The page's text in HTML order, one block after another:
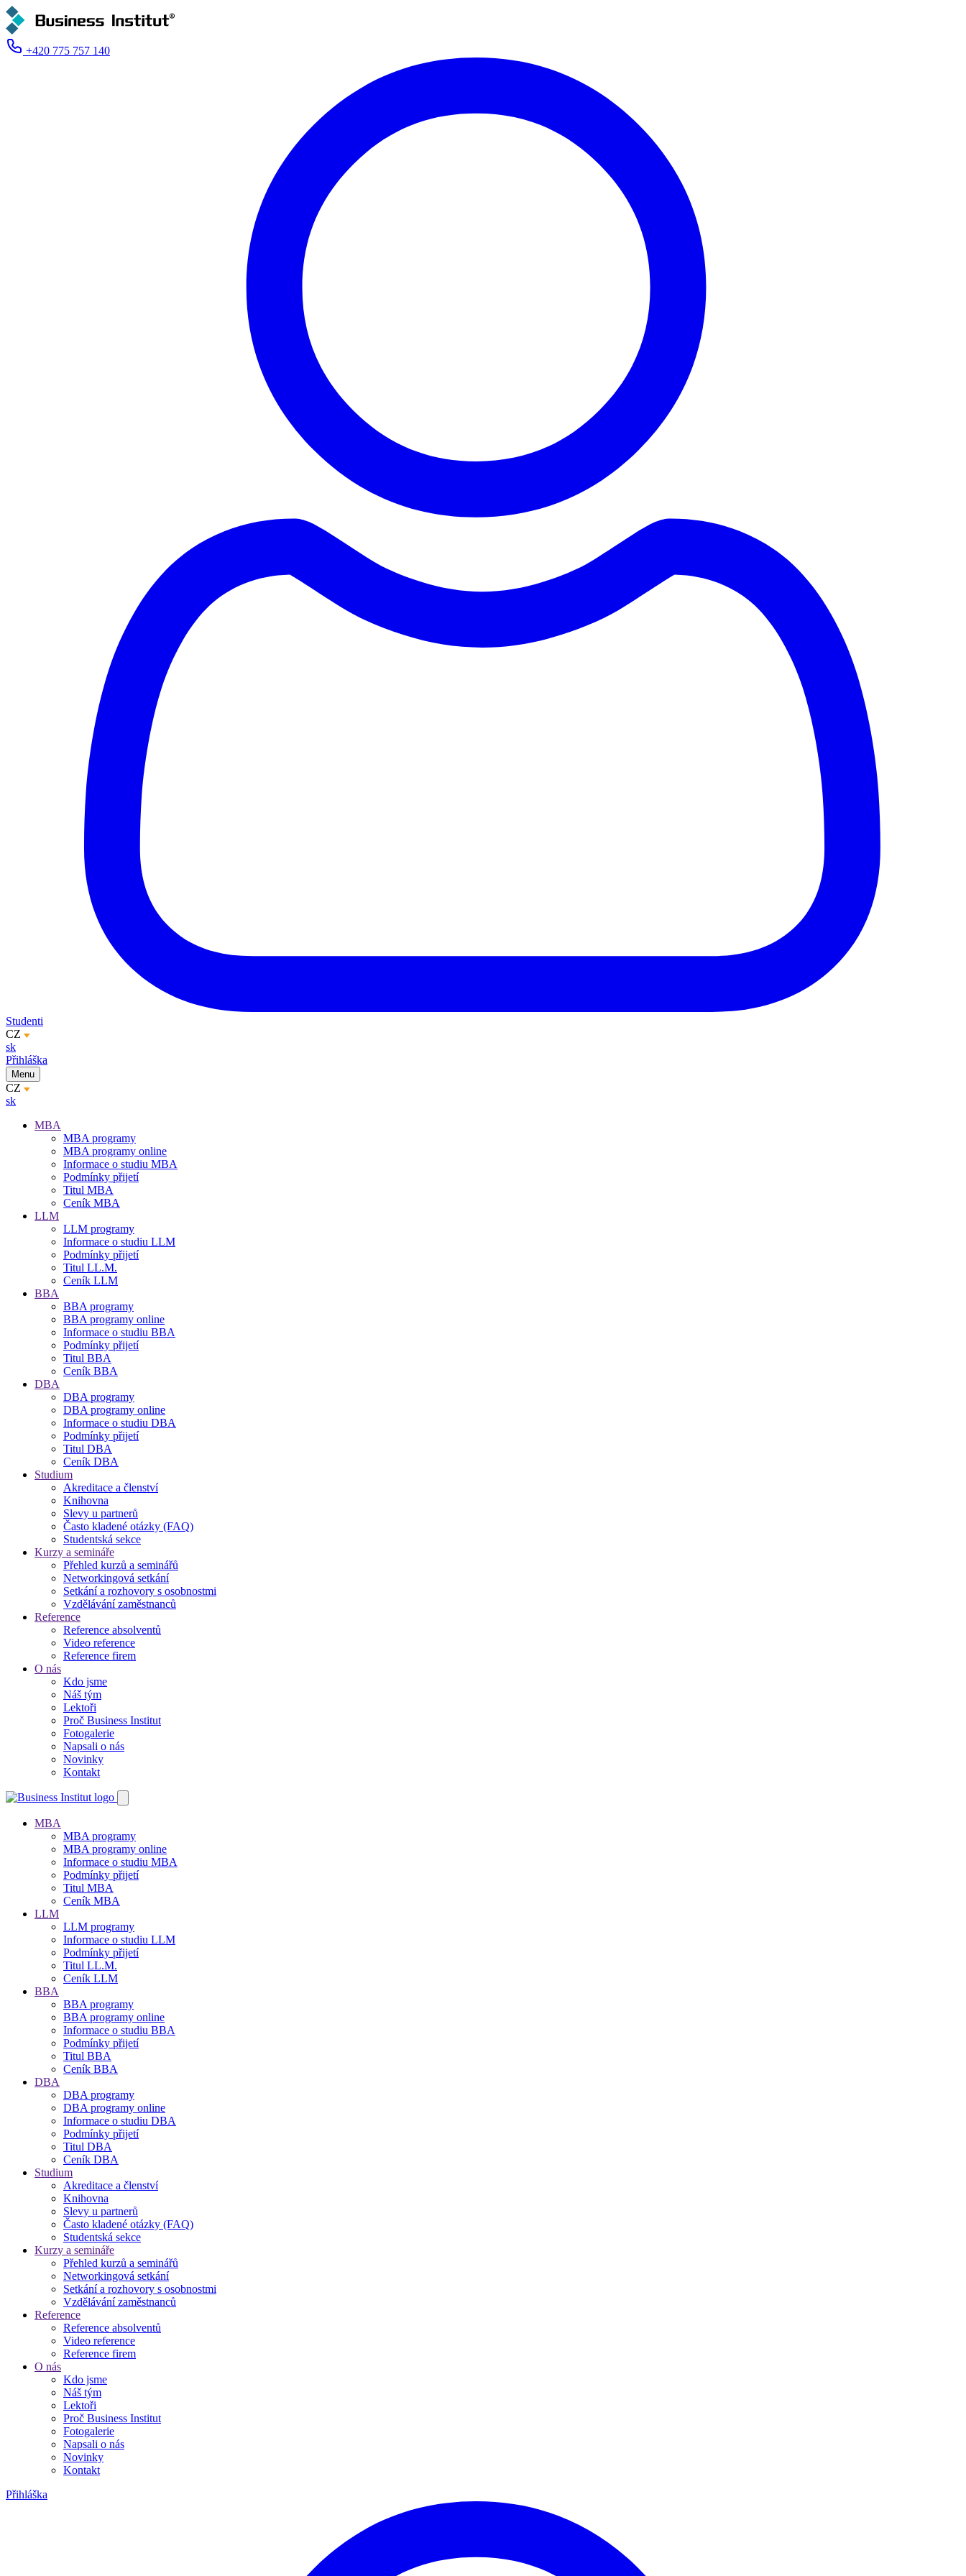
+420 775 757 140
Studenti
CZ
sk
Přihláška
Menu
CZ
sk
MBA
MBA programy
MBA programy online
Informace o studiu MBA
Podmínky přijetí
Titul MBA
Ceník MBA
LLM
LLM programy
Informace o studiu LLM
Podmínky přijetí
Titul LL.M.
Ceník LLM
BBA
BBA programy
BBA programy online
Informace o studiu BBA
Podmínky přijetí
Titul BBA
Ceník BBA
DBA
DBA programy
DBA programy online
Informace o studiu DBA
Podmínky přijetí
Titul DBA
Ceník DBA
Studium
Akreditace a členství
Knihovna
Slevy u partnerů
Často kladené otázky (FAQ)
Studentská sekce
Kurzy a semináře
Přehled kurzů a seminářů
Networkingová setkání
Setkání a rozhovory s osobnostmi
Vzdělávání zaměstnanců
Reference
Reference absolventů
Video reference
Reference firem
O nás
Kdo jsme
Náš tým
Lektoři
Proč Business Institut
Fotogalerie
Napsali o nás
Novinky
Kontakt
MBA
MBA programy
MBA programy online
Informace o studiu MBA
Podmínky přijetí
Titul MBA
Ceník MBA
LLM
LLM programy
Informace o studiu LLM
Podmínky přijetí
Titul LL.M.
Ceník LLM
BBA
BBA programy
BBA programy online
Informace o studiu BBA
Podmínky přijetí
Titul BBA
Ceník BBA
DBA
DBA programy
DBA programy online
Informace o studiu DBA
Podmínky přijetí
Titul DBA
Ceník DBA
Studium
Akreditace a členství
Knihovna
Slevy u partnerů
Často kladené otázky (FAQ)
Studentská sekce
Kurzy a semináře
Přehled kurzů a seminářů
Networkingová setkání
Setkání a rozhovory s osobnostmi
Vzdělávání zaměstnanců
Reference
Reference absolventů
Video reference
Reference firem
O nás
Kdo jsme
Náš tým
Lektoři
Proč Business Institut
Fotogalerie
Napsali o nás
Novinky
Kontakt
Přihláška